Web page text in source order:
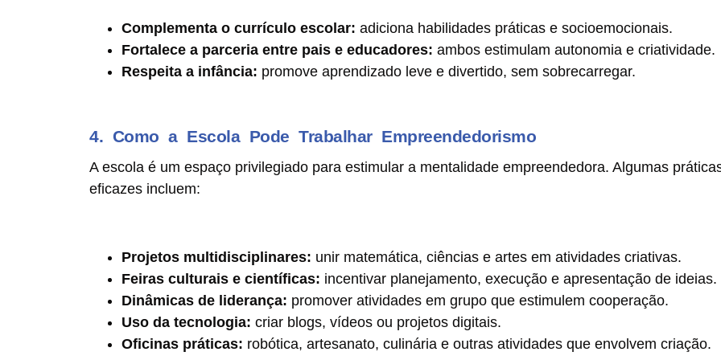
Complementa o currículo escolar: adiciona habilidades práticas e socioemocionais.
Fortalece a parceria entre pais e educadores: ambos estimulam autonomia e criatividade.
Respeita a infância: promove aprendizado leve e divertido, sem sobrecarregar.
4. Como a Escola Pode Trabalhar Empreendedorismo
A escola é um espaço privilegiado para estimular a mentalidade empreendedora. Algumas
eficazes incluem:
Projetos multidisciplinares: unir matemática, ciências e artes em atividades criativas.
Feiras culturais e científicas: incentivar planejamento, execução e apresentação de ideias.
Dinâmicas de liderança: promover atividades em grupo que estimulem cooperação.
Uso da tecnologia: criar blogs, vídeos ou projetos digitais.
Oficinas práticas: robótica, artesanato, culinária e outras atividades que envolvem criação.